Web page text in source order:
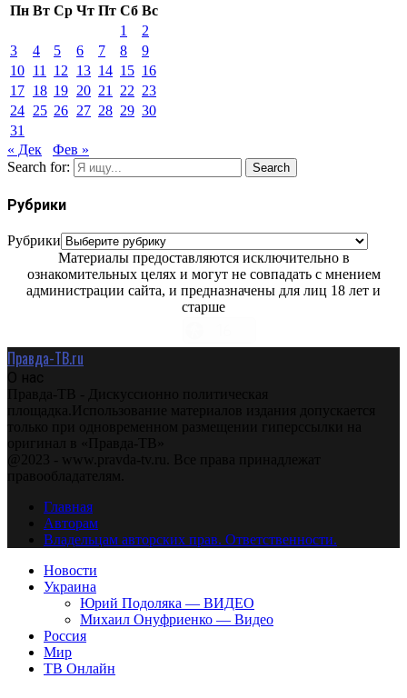
Пн Вт Ср Чт Пт Сб Вс
1
2
3
4 5 6 7 8
9
10 11 12 13 14 15 16
17 18 19 20 21 22 23
24 25 26 27 28 29 30
31
« Дек
Фев »
Search for:
Search
Рубрики
Рубрики
Материалы предоставляются исключительно в
ознакомительных целях и могут не совпадать с мнением
администрации сайта, и предназначены для лиц 18 лет и
старше
Правда-ТВ.ru
О нас
Правда-ТВ - Дискуссионно политическая
площадка.Использование материалов издания допускается
только при одновременном размещении гиперссылки на
оригинал в «Правда-ТВ»
@2023 - www.pravda-tv.ru. Все права принадлежат
правообладателям.
Главная
Авторам
Владельцам авторских прав. Ответственности.
Новости
Украина
Юрий Подоляка — ВИДЕО
Михаил Онуфриенко — Видео
Россия
Мир
ТВ Онлайн